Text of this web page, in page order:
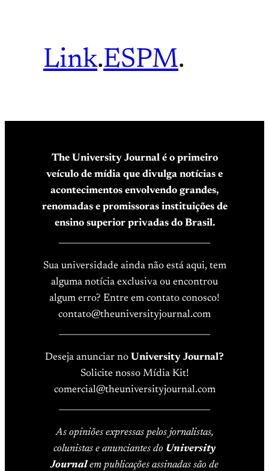
Link.ESPM.
The University Journal é o primeiro
veículo de mídia que divulga notícias e
acontecimentos envolvendo grandes,
renomadas e promissoras instituições de
ensino superior privadas do Brasil.
Sua universidade ainda não está aqui, tem
alguma notícia exclusiva ou encontrou
algum erro? Entre em contato conosco!
contato@theuniversityjournal.com
Deseja anunciar no University Journal?
Solicite nosso Mídia Kit!
comercial@theuniversityjournal.com
As opiniões expressas pelos jornalistas,
colunistas e anunciantes do University
Journalem publicações assinadas são de